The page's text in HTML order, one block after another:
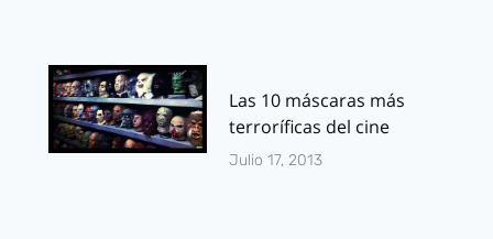
Las 10 máscaras más
terroríficas del cine
Julio 17, 2013